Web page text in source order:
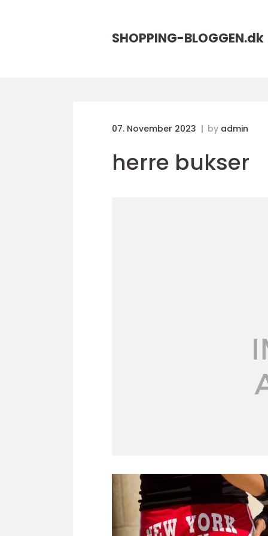
SHOPPING-BLOGGEN.dk
07. November 2023 by admin
herre bukser